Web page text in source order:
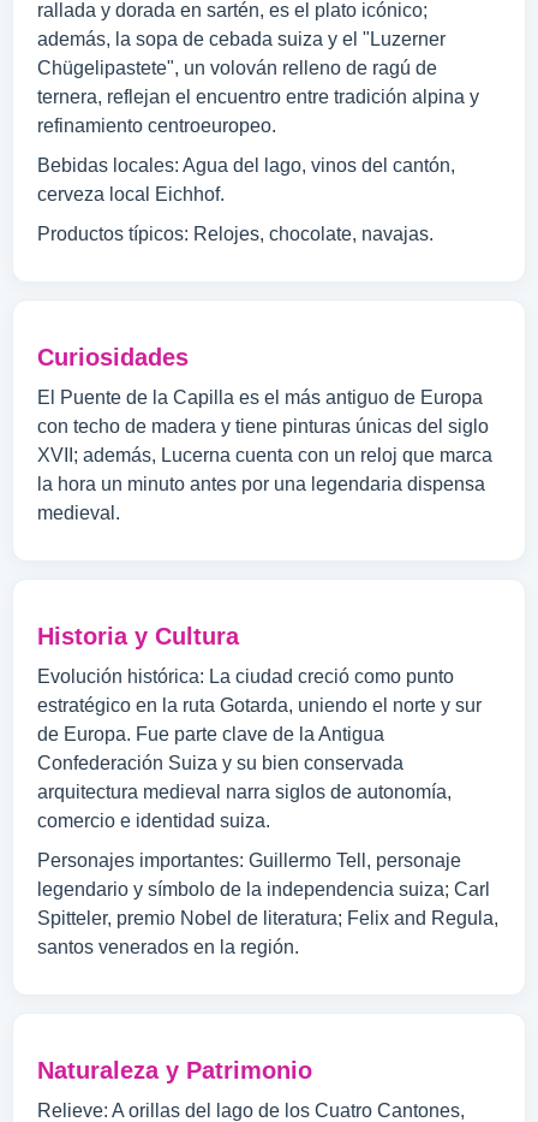
rallada y dorada en sartén, es el plato icónico;
además, la sopa de cebada suiza y el "Luzerner
Chügelipastete", un volován relleno de ragú de
ternera, reflejan el encuentro entre tradición alpina y
refinamiento centroeuropeo.
Bebidas locales: Agua del lago, vinos del cantón,
cerveza local Eichhof.
Productos típicos: Relojes, chocolate, navajas.
Curiosidades
El Puente de la Capilla es el más antiguo de Europa
con techo de madera y tiene pinturas únicas del siglo
XVII; además, Lucerna cuenta con un reloj que marca
la hora un minuto antes por una legendaria dispensa
medieval.
Historia y Cultura
Evolución histórica: La ciudad creció como punto
estratégico en la ruta Gotarda, uniendo el norte y sur
de Europa. Fue parte clave de la Antigua
Confederación Suiza y su bien conservada
arquitectura medieval narra siglos de autonomía,
comercio e identidad suiza.
Personajes importantes: Guillermo Tell, personaje
legendario y símbolo de la independencia suiza; Carl
Spitteler, premio Nobel de literatura; Felix and Regula,
santos venerados en la región.
Naturaleza y Patrimonio
Relieve: A orillas del lago de los Cuatro Cantones,